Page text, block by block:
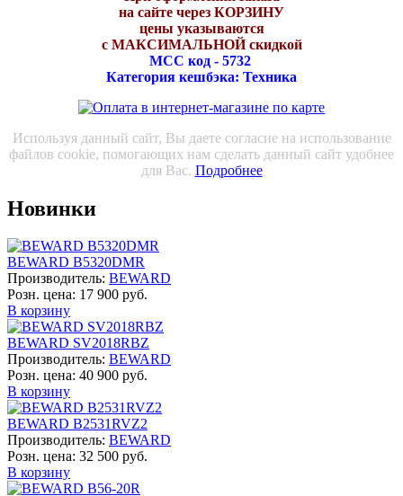
на сайте через КОРЗИНУ
цены указываются
с МАКСИМАЛЬНОЙ скидкой
МСС код - 5732
Категория кешбэка: Техника
Используя данный сайт, Вы даете согласие на использование
файлов cookie, помогающих нам сделать данный сайт удобнее
для Вас. Подробнее
Новинки
BEWARD B5320DMR
Производитель: BEWARD
Розн. цена: 17 900 руб.
В корзину
BEWARD SV2018RBZ
Производитель: BEWARD
Розн. цена: 40 900 руб.
В корзину
BEWARD B2531RVZ2
Производитель: BEWARD
Розн. цена: 32 500 руб.
В корзину